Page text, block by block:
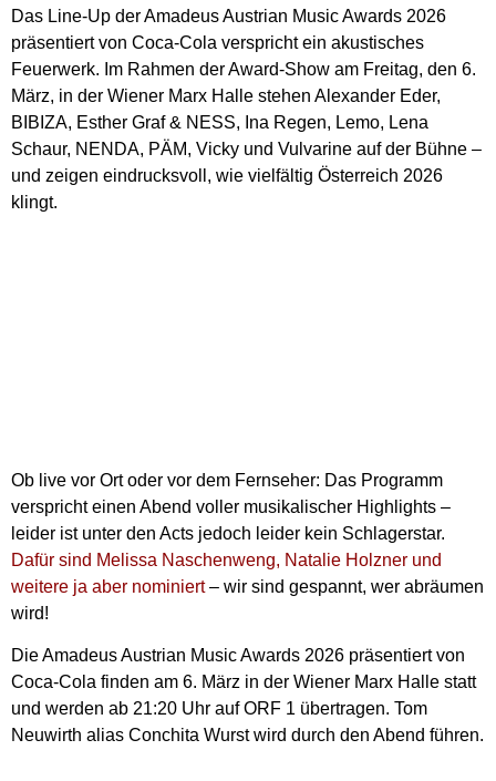
Das Line-Up der Amadeus Austrian Music Awards 2026
präsentiert von Coca-Cola verspricht ein akustisches
Feuerwerk. Im Rahmen der Award-Show am Freitag, den 6.
März, in der Wiener Marx Halle stehen Alexander Eder,
BIBIZA, Esther Graf & NESS, Ina Regen, Lemo, Lena
Schaur, NENDA, PÄM, Vicky und Vulvarine auf der Bühne –
und zeigen eindrucksvoll, wie vielfältig Österreich 2026
klingt.
Ob live vor Ort oder vor dem Fernseher: Das Programm
verspricht einen Abend voller musikalischer Highlights –
leider ist unter den Acts jedoch leider kein Schlagerstar.
Dafür sind Melissa Naschenweng, Natalie Holzner und
weitere ja aber nominiert– wir sind gespannt, wer abräumen
wird!
Die Amadeus Austrian Music Awards 2026 präsentiert von
Coca-Cola finden am 6. März in der Wiener Marx Halle statt
und werden ab 21:20 Uhr auf ORF 1 übertragen. Tom
Neuwirth alias Conchita Wurst wird durch den Abend führen.